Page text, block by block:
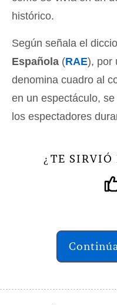
histórico.
Según señala el
Española (RAE), por
denomina cuadro al
en un espectáculo,
los espectadores
¿ TE SIRVIÓ